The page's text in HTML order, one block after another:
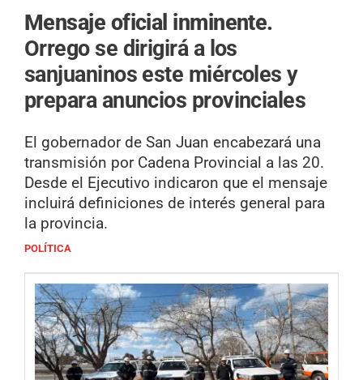
Mensaje oficial inminente.
Orrego se dirigirá a los
sanjuaninos este miércoles y
prepara anuncios provinciales
El gobernador de San Juan encabezará una
transmisión por Cadena Provincial a las 20.
Desde el Ejecutivo indicaron que el mensaje
incluirá definiciones de interés general para
la provincia.
POLÍTICA